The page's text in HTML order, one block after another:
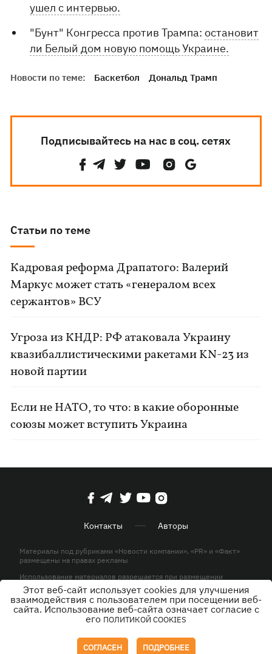
ушел с интервью.
"Бунт" Конгресса против Трампа:остановит
ли Белый дом новую помощь Украине.
Новости по теме: Баскетбол Дональд Трамп
Подписывайтесь на нас в соц. сетях
Статьи по теме
Кадровая реформа Драпатого: Валерий
Маркус может стать «генералом всех
сержантов» ВСУ
Угроза из КНДР: РФ атаковала Украину
квазибаллистическими ракетами KN-23 из
новой партии
Если не НАТО, то что: в какие оборонные
союзы может вступить Украина
Контакты Авторы
Материалы под рубриками «Новости компании», «PR» и «Факт»
размещены на правах рекламы
Использование материалов разрешается при размещении
активной гиперссылки на KP.UA в первом абзаце.
© ООО «ЮЛАВ МЕДИА»,2026. Все права защищены.
Этот веб-сайт использует cookies для улучшения
взаимодействия с пользователем при посещении веб-
сайта. Использование веб-сайта означает согласие с
его ПОЛИТИКОЙ COOKIES
СОГЛАСЕН ПОДРОБНЕЕ